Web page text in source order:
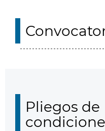
Pliegos de